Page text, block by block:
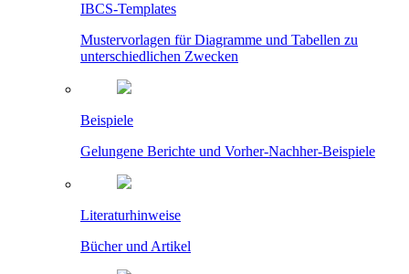
IBCS-Templates
Mustervorlagen für Diagramme und Tabellen zu
unterschiedlichen Zwecken
Beispiele
Gelungene Berichte und Vorher-Nachher-Beispiele
Literaturhinweise
Bücher und Artikel